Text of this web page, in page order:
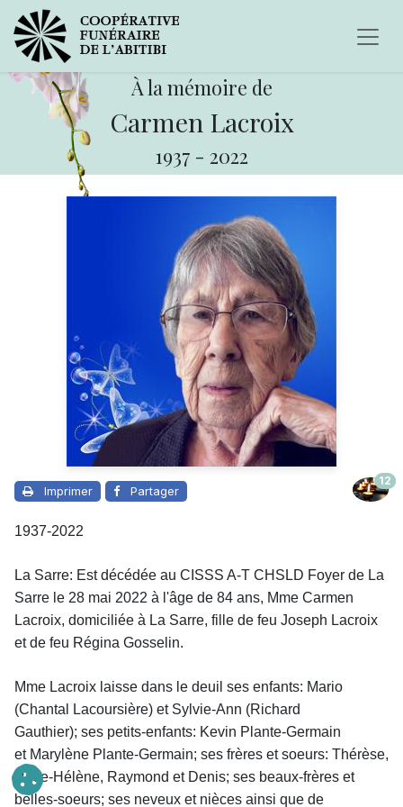
À la mémoire de
Carmen Lacroix
1937 - 2022
Imprimer Partager
12
1937-2022
La Sarre: Est décédée au CISSS A-T CHSLD Foyer de La
Sarre le 28 mai 2022 à l'âge de 84 ans, Mme Carmen
Lacroix, domiciliée à La Sarre, fille de feu Joseph Lacroix
et de feu Régina Gosselin.
Mme Lacroix laisse dans le deuil ses enfants: Mario
(Chantal Lacoursière) et Sylvie-Ann (Richard
Gauthier); ses petits-enfants: Kevin Plante-Germain
et Marylène Plante-Germain; ses frères et soeurs: Thérèse,
Rose-Hélène, Raymond et Denis; ses beaux-frères et
belles-soeurs; ses neveux et nièces ainsi que de